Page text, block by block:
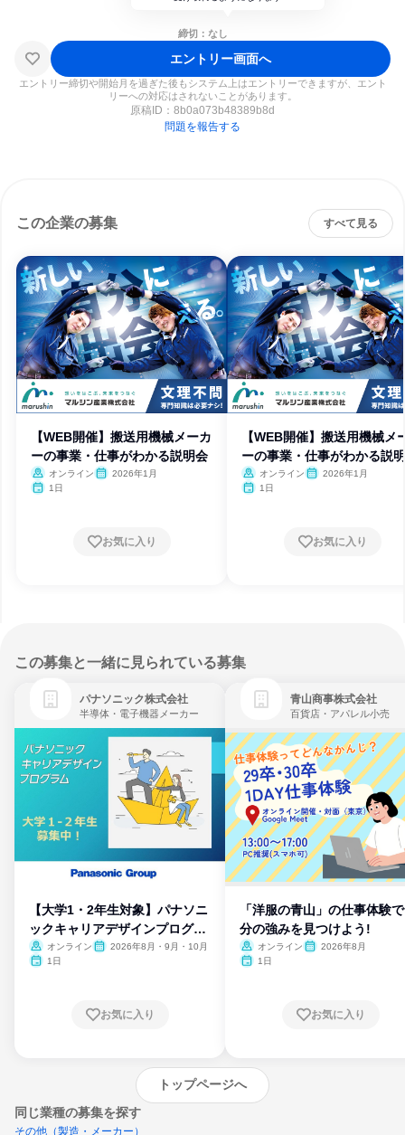
締切：なし
エントリー画面へ
エントリー締切や開始月を過ぎた後もシステム上はエントリーできますが、エント
リーへの対応はされないことがあります。
原稿ID： 8b0a073b48389b8d
問題を報告する
この企業の募集 すべて見る
【WEB開催】搬送用機械メーカ
ーの事業・仕事がわかる説明会
オンライン
2026年1月
1日
お気に入り
【WEB開催】搬送用機械メ
ーの事業・仕事がわかる説
オンライン
2026年1月
1日
お気に入り
この募集と一緒に見られている募集
パナソニック株式会社
半導体・電子機器メーカー
【大学1・2年生対象】パナソニ
ックキャリアデザインプログラ
ム
オンライン
2026年8月・9月・10月
1日
お気に入り
青山商事株式会社
百貨店・アパレル小売
「洋服の青山」の仕事体験
分の強みを見つけよう!
オンライン
2026年8月
1日
お気に入り
トップページへ
同じ業種の募集を探す
その他（製造・メーカー）